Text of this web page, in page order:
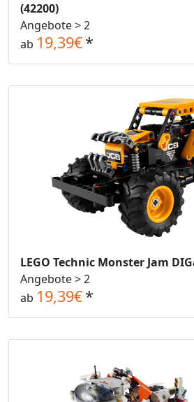
(42200)
Angebote > 2
ab 19,39€*
LEGO Technic Monster Jam
Angebote > 2
ab 19,39€*